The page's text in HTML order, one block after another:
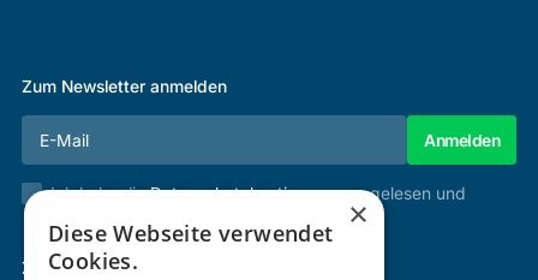
Zum Newsletter anmelden
Ich habe dieDatenschutzbestimmungengelesen und
Zertifizierung & Verifikation
×
Diese Webseite verwendet
Cookies.